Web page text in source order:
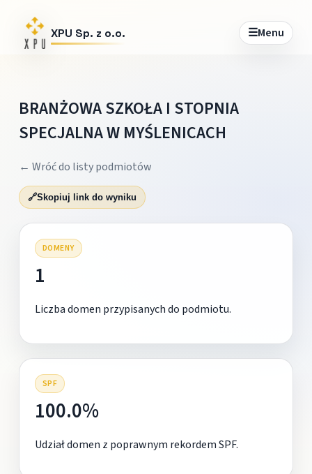
XPU Sp. z o.o. ☰Menu
BRANŻOWA SZKOŁA I STOPNIA
SPECJALNA W MYŚLENICACH
← Wróć do listy podmiotów
🔗Skopiuj link do wyniku
DOMENY
1
Liczba domen przypisanych do podmiotu.
SPF
100.0%
Udział domen z poprawnym rekordem SPF.